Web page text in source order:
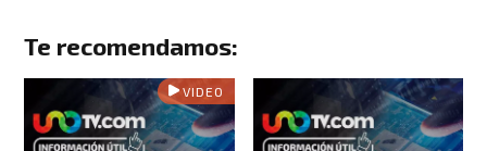
Te recomendamos:
VIDEO